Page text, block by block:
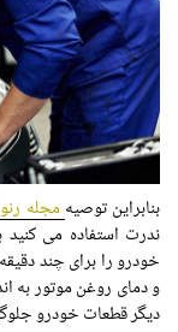
بنابراین توصیه مجله
ندرت استفاده می کنید
خودرو را برای چند
و دمای روغن موتور به
دیگر قطعات خودرو